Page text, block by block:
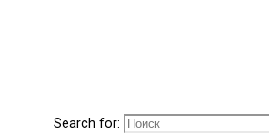
Search for: